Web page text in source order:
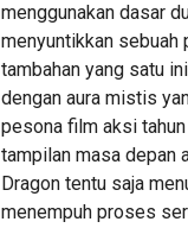
menggunakan dasar
menyuntikkan sebuah
tambahan yang satu
dengan aura mistis
pesona film aksi
tampilan masa depan
Dragon tentu saja
menempuh proses